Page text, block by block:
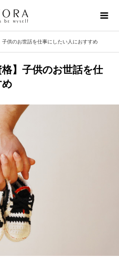
子供のお世話を仕事にしたい人におすすめ
格】子供のお世話を仕